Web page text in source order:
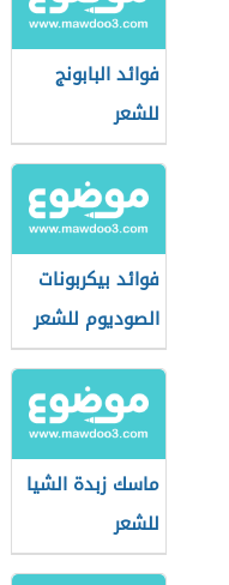
فوائد البابونج
للشعر
فوائد بيكربونات
الصوديوم للشعر
ماسك زبدة الشيا
للشعر